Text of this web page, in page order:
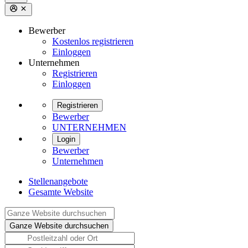
Bewerber
Kostenlos registrieren
Einloggen
Unternehmen
Registrieren
Einloggen
Registrieren
Bewerber
UNTERNEHMEN
Login
Bewerber
Unternehmen
Stellenangebote
Gesamte Website